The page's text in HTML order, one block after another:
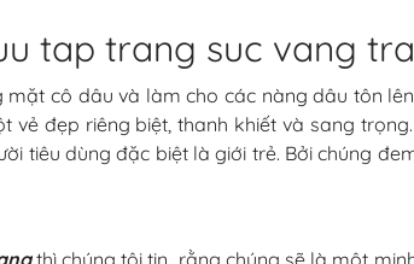
tap trang suc vang
cô dâu và làm cho các nàng dâu tôn
đẹp riêng biệt, thanh khiết và sang
tiêu dùng đặc biệt là giới trẻ. Bởi chúng
thì chúng tôi tin rằng chúng sẽ là một